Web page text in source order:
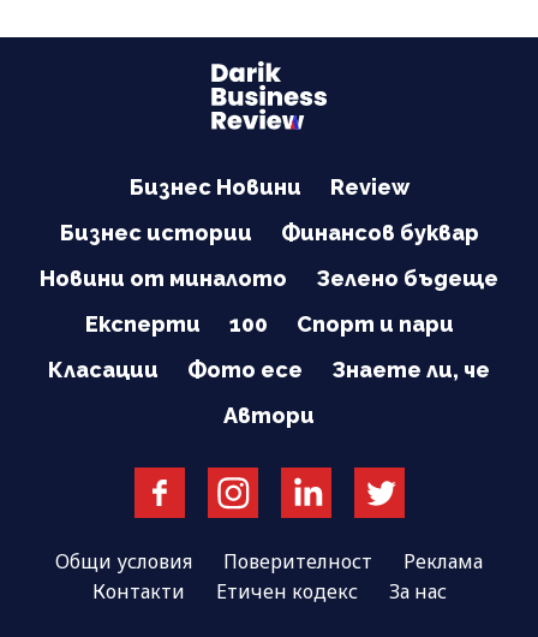
Бизнес Новини
Review
Бизнес истории
Финансов буквар
Новини от миналото
Зелено бъдеще
Експерти
100
Спорт и пари
Класации
Фото есе
Знаете ли, че
Автори
Общи условия Поверителност
Реклама
Контакти
Етичен кодекс За нас